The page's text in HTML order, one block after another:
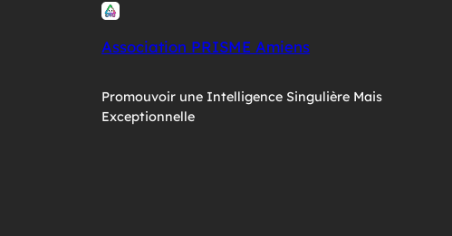
Association PRISME Amiens
Promouvoir une Intelligence Singulière Mais
Exceptionnelle